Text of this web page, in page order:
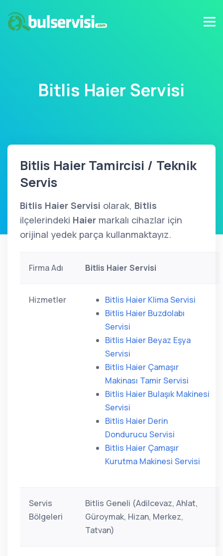
Bitlis Haier Servisi
Bitlis Haier Tamircisi / Teknik
Servis
Bitlis Haier Servisi olarak, Bitlis
ilçelerindeki Haier markalı cihazlar için
orijinal yedek parça kullanmaktayız.
Firma Adı Bitlis Haier Servisi
Hizmetler
Bitlis Haier Klima Servisi
Bitlis Haier Buzdolabı
Servisi
Bitlis Haier Beyaz Eşya
Servisi
Bitlis Haier Çamaşır
Makinası Tamir Servisi
Bitlis Haier Bulaşık Makinesi
Servisi
Bitlis Haier Derin
Dondurucu Servisi
Bitlis Haier Çamaşır
Kurutma Makinesi Servisi
Servis
Bölgeleri
Bitlis Geneli (Adilcevaz, Ahlat,
Güroymak, Hizan, Merkez,
Tatvan)